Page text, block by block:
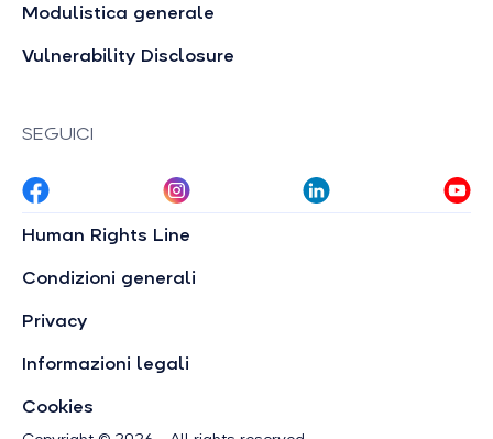
Modulistica generale
Vulnerability Disclosure
SEGUICI
Human Rights Line
Condizioni generali
Privacy
Informazioni legali
Cookies